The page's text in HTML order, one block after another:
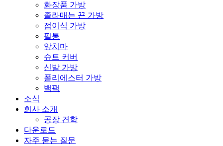
화장품 가방
졸라매는 끈 가방
접이식 가방
필통
앞치마
슈트 커버
신발 가방
폴리에스터 가방
백팩
소식
회사 소개
공장 견학
다운로드
자주 묻는 질문